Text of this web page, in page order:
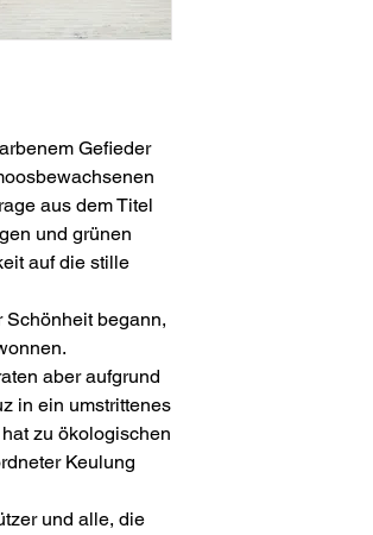
Gefieder
aus dem Titel
und grünen
auf die stille
begann,
aber aufgrund
in ein umstrittenes
zu ökologischen
Keulung
und alle, die